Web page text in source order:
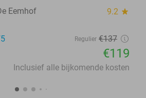
Eemhof
9.2 star
Regulier €137
€119
Inclusief alle bijkomende kosten